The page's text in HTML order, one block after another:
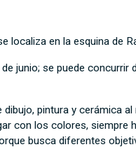
en la esquina de
junio; se puede
pintura y cerámica
con los colores, siempre
busca diferentes